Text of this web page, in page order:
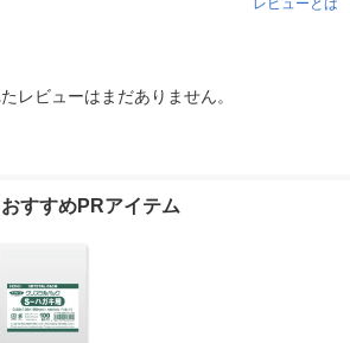
レビューとは
レビューはまだありません。
すすめPRアイテム